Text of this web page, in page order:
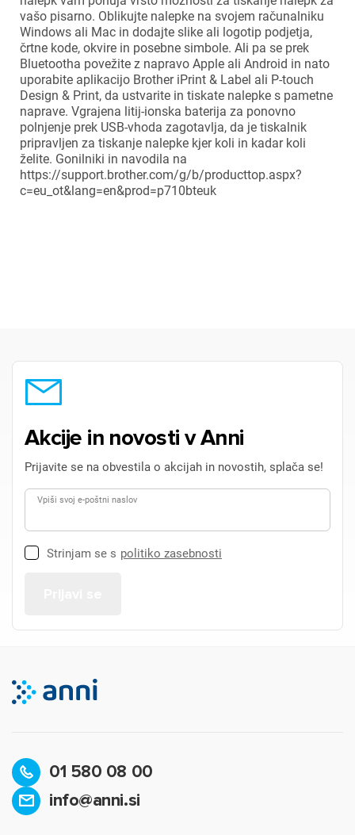
vašo pisarno. Oblikujte nalepke na svojem računalniku
Windows ali Mac in dodajte slike ali logotip podjetja,
črtne kode, okvire in posebne simbole. Ali pa se prek
Bluetootha povežite z napravo Apple ali Android in nato
uporabite aplikacijo Brother iPrint & Label ali P-touch
Design & Print, da ustvarite in tiskate nalepke s pametne
naprave. Vgrajena litij-ionska baterija za ponovno
polnjenje prek USB-vhoda zagotavlja, da je tiskalnik
pripravljen za tiskanje nalepke kjer koli in kadar koli
želite. Gonilniki in navodila na
https://support.brother.com/g/b/producttop.aspx?
c=eu_ot&lang=en&prod=p710bteuk
Akcije in novosti v Anni
Prijavite se na obvestila o akcijah in novostih, splača se!
Vpiši svoj e-poštni naslov
Strinjam se s politiko zasebnosti
01 580 08 00
info@anni.si
Prijava
Za dodajanje na seznam želja morate biti prijavljeni.